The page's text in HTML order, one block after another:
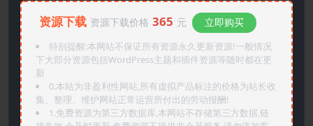
资源下载 资源下载价格 365 元 立即购买
特别提醒:本网站不保证所有资源永久更新资源!一般情况
下大部分资源包括WordPress主题和插件资源等随时都在更
新
0.本站为非盈利性网站,所有虚拟产品标注的价格为站长收
集、整理、维护网站正常运营所付出的劳动报酬!
1.免费资源为第三方数据库,本网站不存储第三方数据,链